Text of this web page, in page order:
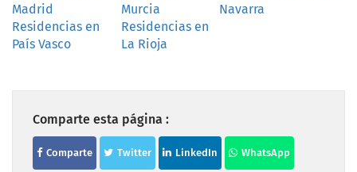
Madrid
Murcia
Navarra
Residencias en
País Vasco
Residencias en
La Rioja
Comparte esta página :
Comparte Twitter LinkedIn WhatsApp